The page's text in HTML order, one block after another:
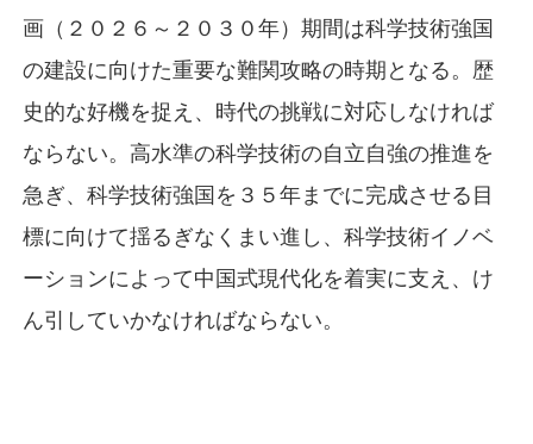
画（２０２６～２０３０年）期間は科学技術強国
の建設に向けた重要な難関攻略の時期となる。歴
史的な好機を捉え、時代の挑戦に対応しなければ
ならない。高水準の科学技術の自立自強の推進を
急ぎ、科学技術強国を３５年までに完成させる目
標に向けて揺るぎなくまい進し、科学技術イノベ
ーションによって中国式現代化を着実に支え、け
ん引していかなければならない。